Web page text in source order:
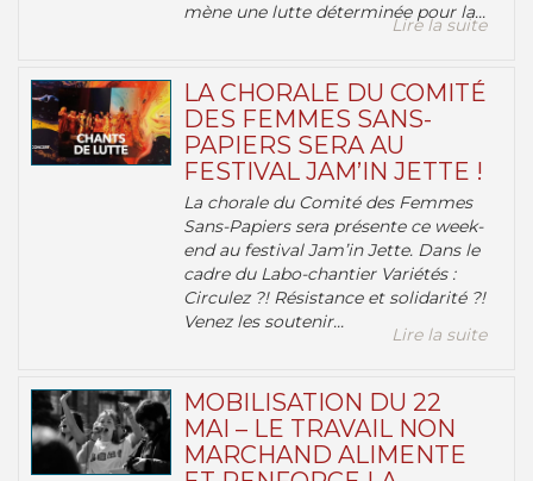
mène une lutte déterminée pour la...
Lire la suite
LA CHORALE DU COMITÉ
DES FEMMES SANS-
PAPIERS SERA AU
FESTIVAL JAM’IN JETTE !
La chorale du Comité des Femmes
Sans-Papiers sera présente ce week-
end au festival Jam’in Jette. Dans le
cadre du Labo-chantier Variétés :
Circulez ?! Résistance et solidarité ?!
Venez les soutenir...
Lire la suite
MOBILISATION DU 22
MAI – LE TRAVAIL NON
MARCHAND ALIMENTE